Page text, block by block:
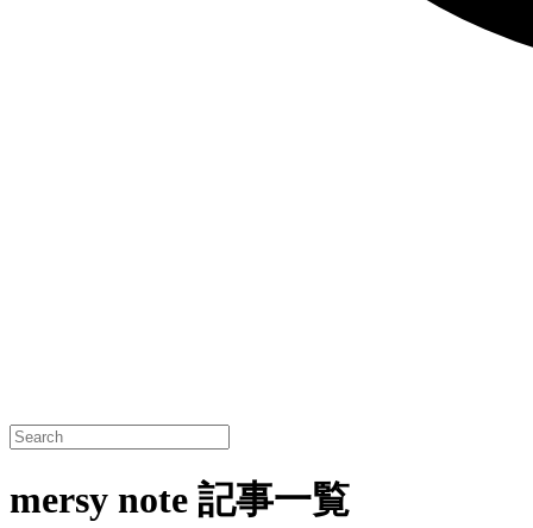
mersy note 記事一覧